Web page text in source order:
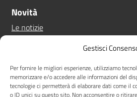
Gestisci
Per fornire le migliori esperienze, utilizziamo
memorizzare e/o accedere alle informazioni del
tecnologie ci permetterà di elaborare dati come il
o ID unici su questo sito. Non acconsentire o
Novità
Le notizie
Le circolari
Albo online
Pn 21/27